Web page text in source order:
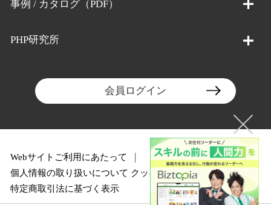
事例 / カタログ（PDF）
PHP研究所
会員ログイン
Webサイトご利用にあたって
個人情報の取り扱いについて クッキーポリシー
特定商取引法に基づく表示